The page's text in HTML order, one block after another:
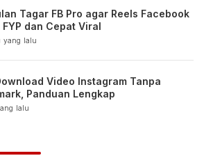
Tagar FB Pro agar Reels Facebook
FYP dan Cepat Viral
yang lalu
Video Instagram Tanpa
Panduan Lengkap
lalu